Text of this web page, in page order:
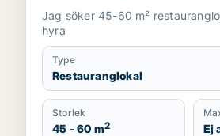
Jag söker 45-60 m²
hyra
Type
Restauranglokal
Storlek
45 - 60 m2 Ej